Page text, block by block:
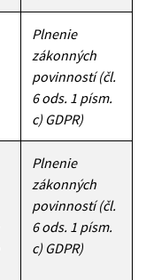
Plnenie
zákonných
povinností (čl.
6 ods. 1 písm.
c) GDPR)
Plnenie
zákonných
povinností (čl.
6 ods. 1 písm.
c) GDPR)